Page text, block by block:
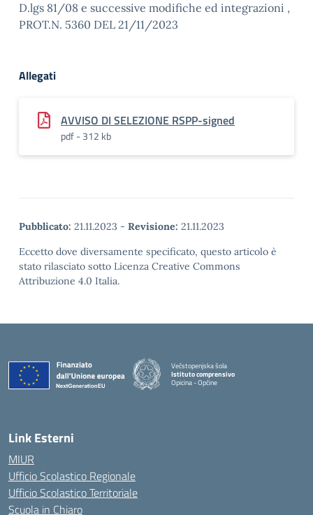
D.lgs 81/08 e successive modifiche ed integrazioni ,
PROT.N. 5360 DEL 21/11/2023
Allegati
AVVISO DI SELEZIONE RSPP-signed
pdf - 312 kb
Pubblicato: 21.11.2023 - Revisione: 21.11.2023
Eccetto dove diversamente specificato, questo articolo è
stato rilasciato sotto Licenza Creative Commons
Attribuzione 4.0 Italia.
Večstopenjska šola
Istituto comprensivo
Opicina - Opčine
Link Esterni
MIUR
Ufficio Scolastico Regionale
Ufficio Scolastico Territoriale
Scuola in Chiaro